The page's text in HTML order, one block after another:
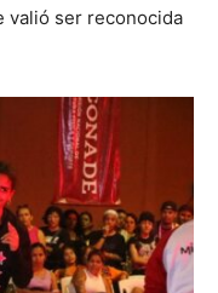
valió ser reconocida